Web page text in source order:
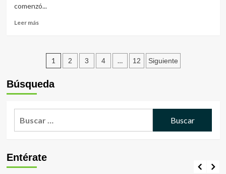
comenzó...
Leer másLeer
Trump
presidió
polémica
a
Paginación
de
1 2 3 4 … 12 Siguiente
Búsqueda
Entérate